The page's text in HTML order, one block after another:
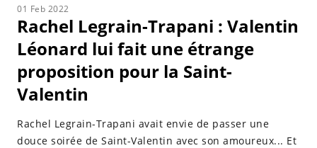
01 Feb 2022
Rachel Legrain-Trapani : Valentin
Léonard lui fait une étrange
proposition pour la Saint-
Valentin
Rachel Legrain-Trapani avait envie de passer une
douce soirée de Saint-Valentin avec son amoureux... Et